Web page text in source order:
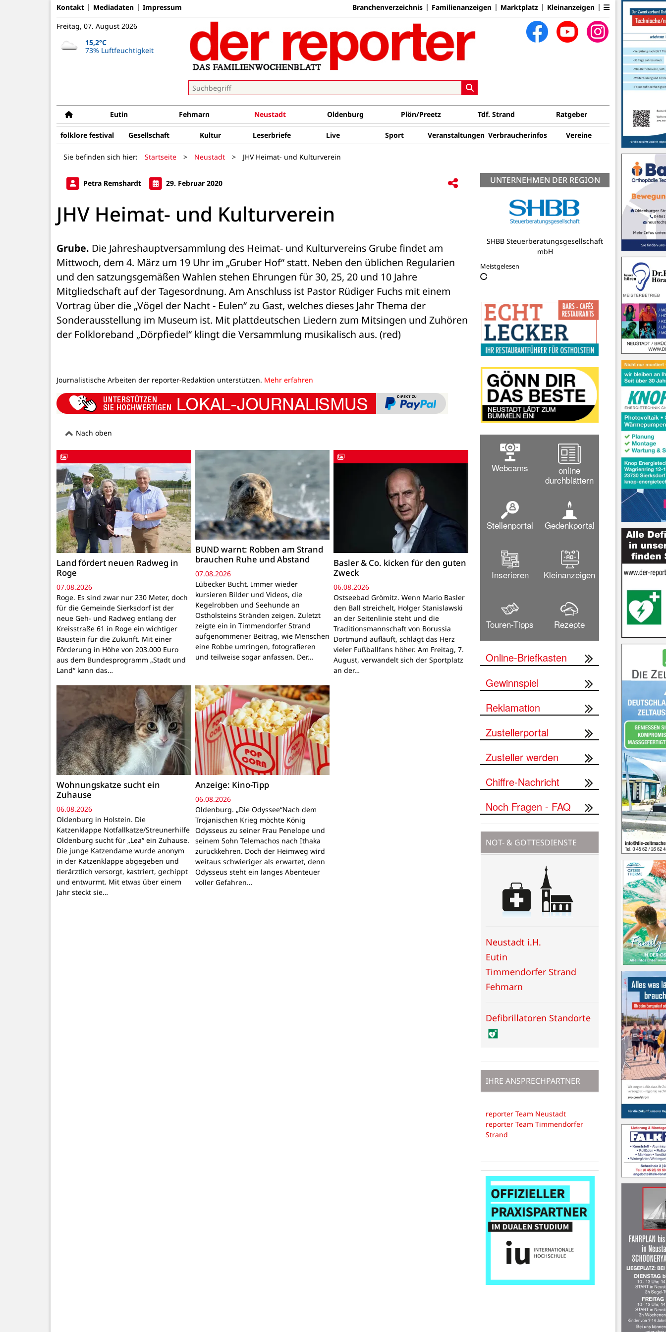
Kontakt Mediadaten Impressum Branchenverzeichnis Familienanzeigen Marktplatz Kleinanzeigen
Freitag, 07. August 2026
15,2°C
73% Luftfeuchtigkeit
Eutin Fehmarn Neustadt Oldenburg Plön/Preetz Tdf. Strand Ratgeber
folklore festival Gesellschaft Kultur Leserbriefe Live Sport Veranstaltungen Verbraucherinfos Vereine
Sie befinden sich hier: Startseite > Neustadt > JHV Heimat- und Kulturverein
Petra Remshardt 29. Februar 2020
JHV Heimat- und Kulturverein
Grube. Die Jahreshauptversammlung des Heimat- und Kulturvereins Grube findet am
Mittwoch, dem 4. März um 19 Uhr im „Gruber Hof“ statt. Neben den üblichen Regularien
und den satzungsgemäßen Wahlen stehen Ehrungen für 30, 25, 20 und 10 Jahre
Mitgliedschaft auf der Tagesordnung. Am Anschluss ist Pastor Rüdiger Fuchs mit einem
Vortrag über die „Vögel der Nacht - Eulen“ zu Gast, welches dieses Jahr Thema der
Sonderausstellung im Museum ist. Mit plattdeutschen Liedern zum Mitsingen und Zuhören
der Folkloreband „Dörpfiedel“ klingt die Versammlung musikalisch aus. (red)
Journalistische Arbeiten der reporter-Redaktion unterstützen. Mehr erfahren
Nach oben
Land fördert neuen Radweg in
Roge
07.08.2026
Roge. Es sind zwar nur 230 Meter, doch
für die Gemeinde Sierksdorf ist der
neue Geh- und Radweg entlang der
Kreisstraße 61 in Roge ein wichtiger
Baustein für die Zukunft. Mit einer
Förderung in Höhe von 203.000 Euro
aus dem Bundesprogramm „Stadt und
Land“ kann das…
BUND warnt: Robben am Strand
brauchen Ruhe und Abstand
07.08.2026
Lübecker Bucht. Immer wieder
kursieren Bilder und Videos, die
Kegelrobben und Seehunde an
Ostholsteins Stränden zeigen. Zuletzt
zeigte ein in Timmendorfer Strand
aufgenommener Beitrag, wie Menschen
eine Robbe umringen, fotografieren
und teilweise sogar anfassen. Der…
Basler & Co. kicken für den guten
Zweck
06.08.2026
Ostseebad Grömitz. Wenn Mario Basler
den Ball streichelt, Holger Stanislawski
an der Seitenlinie steht und die
Traditionsmannschaft von Borussia
Dortmund aufläuft, schlägt das Herz
vieler Fußballfans höher. Am Freitag, 7.
August, verwandelt sich der Sportplatz
an der…
Wohnungskatze sucht ein
Zuhause
06.08.2026
Oldenburg in Holstein. Die
Katzenklappe Notfallkatze/Streunerhilfe
Oldenburg sucht für „Lea“ ein Zuhause.
Die junge Katzendame wurde anonym
in der Katzenklappe abgegeben und
tierärztlich versorgt, kastriert, gechippt
und entwurmt. Mit etwas über einem
Jahr steckt sie…
Anzeige: Kino-Tipp
06.08.2026
Oldenburg. „Die Odyssee“Nach dem
Trojanischen Krieg möchte König
Odysseus zu seiner Frau Penelope und
seinem Sohn Telemachos nach Ithaka
zurückkehren. Doch der Heimweg wird
weitaus schwieriger als erwartet, denn
Odysseus steht ein langes Abenteuer
voller Gefahren…
UNTERNEHMEN DER REGION
SHBB Steuerberatungsgesellschaft
mbH
Meistgelesen
Webcams
online
durchblättern
Stellenportal Gedenkportal
Inserieren Kleinanzeigen
Touren-Tipps Rezepte
Online-Briefkasten
Gewinnspiel
Reklamation
Zustellerportal
Zusteller werden
Chiffre-Nachricht
Noch Fragen - FAQ
NOT- & GOTTESDIENSTE
Neustadt i.H.
Eutin
Timmendorfer Strand
Fehmarn
Defibrillatoren Standorte
IHRE ANSPRECHPARTNER
reporter Team Neustadt
reporter Team Timmendorfer
Strand